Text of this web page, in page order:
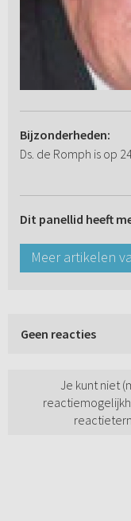
Bijzonderheden:
Ds. de Romph is op
Dit panellid heeft
Meer artikelen
Geen reacties
Je kunt niet